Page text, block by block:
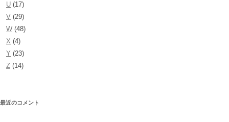
U (17)
V (29)
W (48)
X (4)
Y (23)
Z (14)
最近のコメント